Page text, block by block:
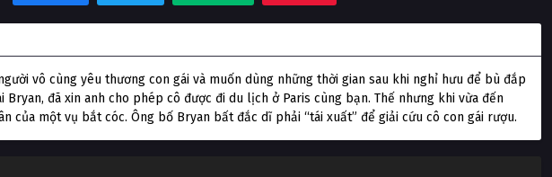
vô cùng yêu thương con gái và muốn dùng những thời gian sau khi nghỉ hưu để bù đắp
Bryan, đã xin anh cho phép cô được đi du lịch ở Paris cùng bạn. Thế nhưng khi vừa đến
của một vụ bắt cóc. Ông bố Bryan bất đắc dĩ phải “tái xuất” để giải cứu cô con gái rượu.